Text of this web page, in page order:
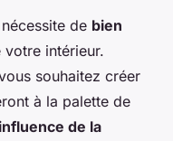
de bien
votre intérieur.
souhaitez créer
à la palette de
de la